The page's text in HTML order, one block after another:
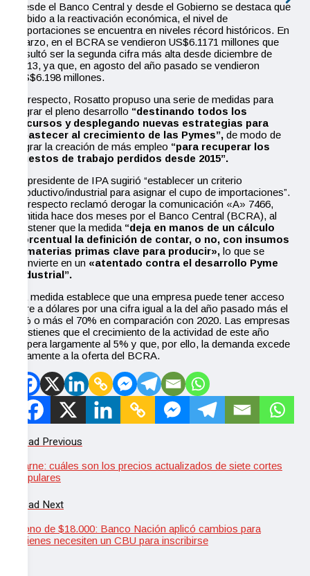
Desde el Banco Central y desde el Gobierno se destaca que
debido a la reactivación económica, el nivel de
importaciones se encuentra en niveles récord históricos. En
marzo, en el BCRA se vendieron US$6.1171 millones que
resultó ser la segunda cifra más alta desde diciembre de
2013, ya que, en agosto del año pasado se vendieron
US$6.198 millones.
Al respecto, Rosatto propuso una serie de medidas para
lograr el pleno desarrollo “destinando todos los
recursos y desplegando nuevas estrategias para
abastecer al crecimiento de las Pymes”, de modo de
lograr la creación de más empleo “para recuperar los
puestos de trabajo perdidos desde 2015”.
El presidente de IPA sugirió “establecer un criterio
productivo/industrial para asignar el cupo de importaciones”.
Al respecto reclamó derogar la comunicación «A» 7466,
emitida hace dos meses por el Banco Central (BCRA), al
sostener que la medida “deja en manos de un cálculo
porcentual la definición de contar, o no, con insumos
o materias primas clave para producir», lo que se
convierte en un «atentado contra el desarrollo Pyme
industrial”.
La medida establece que una empresa puede tener acceso
libre a dólares por una cifra igual a la del año pasado más el
5% o más el 70% en comparación con 2020. Las empresas
sostienes que el crecimiento de la actividad de este año
supera largamente al 5% y que, por ello, la demanda excede
altamente a la oferta del BCRA.
Read Previous
Carne: cuáles son los precios actualizados de siete cortes
populares
Read Next
Bono de $18.000: Banco Nación aplicó cambios para
quienes necesiten un CBU para inscribirse